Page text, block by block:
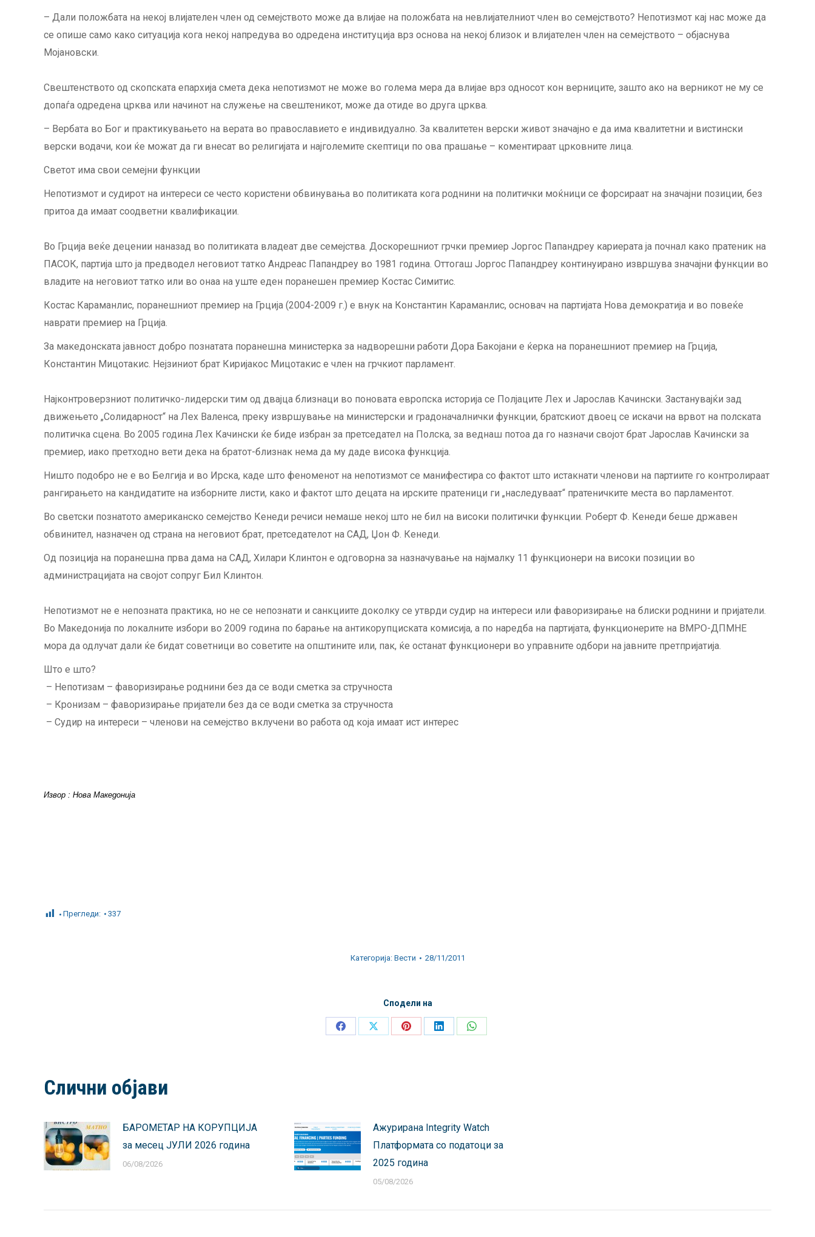
– Дали положбата на некој влијателен член од семејството може да влијае на положбата на невлијателниот член во семејството? Непотизмот кај нас може да
се опише само како ситуација кога некој напредува во одредена институција врз основа на некој близок и влијателен член на семејството – објаснува
Мојановски.
Свештенството од скопската епархија смета дека непотизмот не може во голема мера да влијае врз односот кон верниците, зашто ако на верникот не му се
допаѓа одредена црква или начинот на служење на свештеникот, може да отиде во друга црква.
– Вербата во Бог и практикувањето на верата во православието е индивидуално. За квалитетен верски живот значајно е да има квалитетни и вистински
верски водачи, кои ќе можат да ги внесат во религијата и најголемите скептици по ова прашање – коментираат црковните лица.
Светот има свои семејни функции
Непотизмот и судирот на интереси се често користени обвинувања во политиката кога роднини на политички моќници се форсираат на значајни позиции, без
притоа да имаат соодветни квалификации.
Во Грција веќе децении наназад во политиката владеат две семејства. Доскорешниот грчки премиер Јоргос Папандреу кариерата ја почнал како пратеник на
ПАСОК, партија што ја предводел неговиот татко Андреас Папандреу во 1981 година. Оттогаш Јоргос Папандреу континуирано извршува значајни функции во
владите на неговиот татко или во онаа на уште еден поранешен премиер Костас Симитис.
Костас Караманлис, поранешниот премиер на Грција (2004-2009 г.) е внук на Константин Караманлис, основач на партијата Нова демократија и во повеќе
наврати премиер на Грција.
За македонската јавност добро познатата поранешна министерка за надворешни работи Дора Бакојани е ќерка на поранешниот премиер на Грција,
Константин Мицотакис. Нејзиниот брат Киријакос Мицотакис е член на грчкиот парламент.
Најконтроверзниот политичко-лидерски тим од двајца близнаци во поновата европска историја се Полјаците Лех и Јарослав Качински. Застанувајќи зад
движењето „Солидарност“ на Лех Валенса, преку извршување на министерски и градоначалнички функции, братскиот двоец се искачи на врвот на полската
политичка сцена. Во 2005 година Лех Качински ќе биде избран за претседател на Полска, за веднаш потоа да го назначи својот брат Јарослав Качински за
премиер, иако претходно вети дека на братот-близнак нема да му даде висока функција.
Ништо подобро не е во Белгија и во Ирска, каде што феноменот на непотизмот се манифестира со фактот што истакнати членови на партиите го контролираат
рангирањето на кандидатите на изборните листи, како и фактот што децата на ирските пратеници ги „наследуваат“ пратеничките места во парламентот.
Во светски познатото американско семејство Кенеди речиси немаше некој што не бил на високи политички функции. Роберт Ф. Кенеди беше државен
обвинител, назначен од страна на неговиот брат, претседателот на САД, Џон Ф. Кенеди.
Од позиција на поранешна прва дама на САД, Хилари Клинтон е одговорна за назначување на најмалку 11 функционери на високи позиции во
администрацијата на својот сопруг Бил Клинтон.
Непотизмот не е непозната практика, но не се непознати и санкциите доколку се утврди судир на интереси или фаворизирање на блиски роднини и пријатели.
Во Македонија по локалните избори во 2009 година по барање на антикорупциската комисија, а по наредба на партијата, функционерите на ВМРО-ДПМНЕ
мора да одлучат дали ќе бидат советници во советите на општините или, пак, ќе останат функционери во управните одбори на јавните претпријатија.
Што е што?
– Непотизам – фаворизирање роднини без да се води сметка за стручноста
– Кронизам – фаворизирање пријатели без да се води сметка за стручноста
– Судир на интереси – членови на семејство вклучени во работа од која имаат ист интерес
Извор : Нова Македонија
Прегледи: 337
Категорија: Вести 28/11/2011
Сподели на
Share
Share
Share
Share
Share
Слични објави
БАРОМЕТАР НА КОРУПЦИЈА
за месец ЈУЛИ 2026 година
06/08/2026
Ажурирана Integrity Watch
Платформата со податоци за
2025 година
05/08/2026